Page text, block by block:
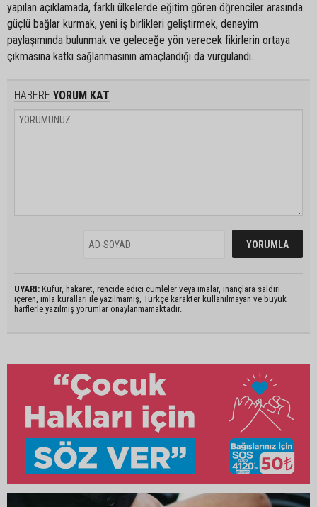
yapılan açıklamada, farklı ülkelerde eğitim gören öğrenciler arasında
güçlü bağlar kurmak, yeni iş birlikleri geliştirmek, deneyim
paylaşımında bulunmak ve geleceğe yön verecek fikirlerin ortaya
çıkmasına katkı sağlanmasının amaçlandığı da vurgulandı.
HABERE YORUM KAT
UYARI: Küfür, hakaret, rencide edici cümleler veya imalar, inançlara saldırı
içeren, imla kuralları ile yazılmamış, Türkçe karakter kullanılmayan ve büyük
harflerle yazılmış yorumlar onaylanmamaktadır.